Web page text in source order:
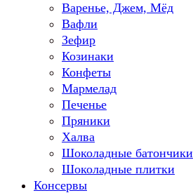
Варенье, Джем, Мёд
Вафли
Зефир
Козинаки
Конфеты
Мармелад
Печенье
Пряники
Халва
Шоколадные батончики
Шоколадные плитки
Консервы